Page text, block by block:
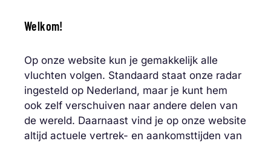
Welkom!
Op onze website kun je gemakkelijk alle
vluchten volgen. Standaard staat onze radar
ingesteld op Nederland, maar je kunt hem
ook zelf verschuiven naar andere delen van
de wereld. Daarnaast vind je op onze website
altijd actuele vertrek- en aankomsttijden van